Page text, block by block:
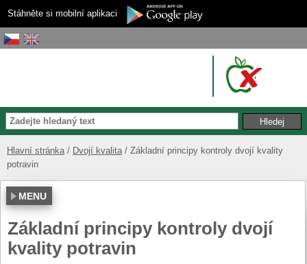
Stáhněte si mobilní aplikaci
Hlavní stránka Dvojí kvalita
Základní principy kontroly dvojí kvality
potravin
MENU
Základní principy kontroly dvojí
kvality potravin